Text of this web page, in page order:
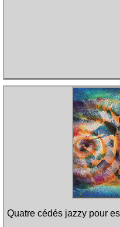
Quatre cédés jazzy pour